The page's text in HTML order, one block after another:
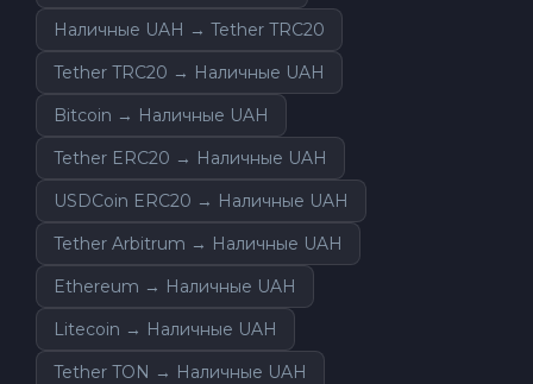
Наличные UAH → Tether TRC20
Tether TRC20 → Наличные UAH
Bitcoin → Наличные UAH
Tether ERC20 → Наличные UAH
USDCoin ERC20 → Наличные UAH
Tether Arbitrum → Наличные UAH
Ethereum → Наличные UAH
Litecoin → Наличные UAH
Tether TON → Наличные UAH